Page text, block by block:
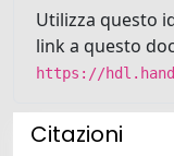
Utilizza questo
link a questo
https://
Citazioni